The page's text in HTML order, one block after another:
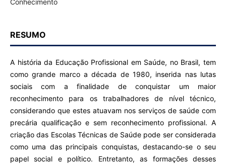
Conhecimento
RESUMO
A história da Educação Profissional em Saúde, no Brasil, tem
como grande marco a década de 1980, inserida nas lutas
sociais com a finalidade de conquistar um maior
reconhecimento para os trabalhadores de nível técnico,
considerando que estes atuavam nos serviços de saúde com
precária qualificação e sem reconhecimento profissional. A
criação das Escolas Técnicas de Saúde pode ser considerada
como uma das principais conquistas, destacando-se o seu
papel social e político. Entretanto, as formações desses